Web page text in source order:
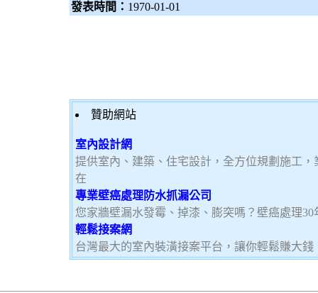
發表時間： 1970-01-01
贊助網站
室內設計網
提供室內、建築、住宅設計，全方位規劃施工
在
專業壁癌處理防水抓漏公司
您家牆壁漏水發霉、掉漆、膨突嗎？壁癌處理
輕鬆接案網
台灣最大的室內裝潢接案平台，讓你輕鬆賺大